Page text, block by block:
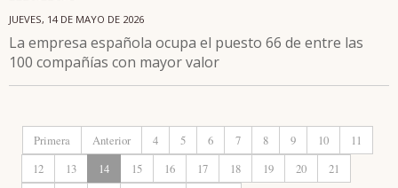
JUEVES, 14 DE MAYO DE 2026
La empresa española ocupa el puesto 66 de entre las
100 compañías con mayor valor
Primera Anterior 4 5 6 7 8 9 10
11
12
13 14 15 16 17 18 19 20
21